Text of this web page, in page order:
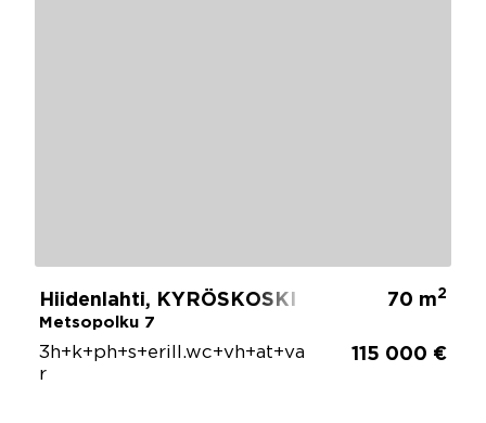
Hiidenlahti, KYRÖSKOSKI
Metsopolku 7
70 m2
3h+k+ph+s+erill.wc+vh+at+va
r
115 000 €